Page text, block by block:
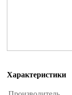
Характеристики